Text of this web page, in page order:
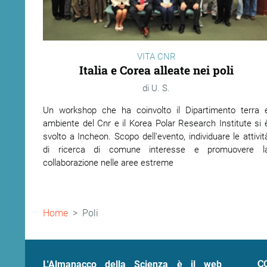
VITA CNR
Italia e Corea alleate nei poli
U. S.
Un workshop che ha coinvolto il Dipartimento terra
ambiente del Cnr e il Korea Polar Research Institute si
svolto a Incheon. Scopo dell'evento, individuare le
di ricerca di comune interesse e promuovere
collaborazione nelle aree estreme
Briciole
Home Poli
L'Almanacco della Scienza è il web